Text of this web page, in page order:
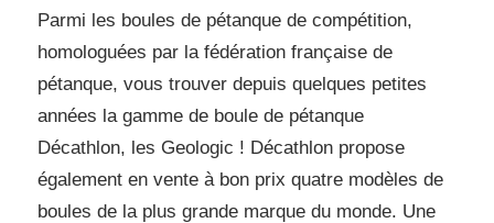
Parmi les boules de pétanque de compétition,
homologuées par la fédération française de
pétanque, vous trouver depuis quelques petites
années la gamme de boule de pétanque
Décathlon, les Geologic ! Décathlon propose
également en vente à bon prix quatre modèles de
boules de la plus grande marque du monde. Une